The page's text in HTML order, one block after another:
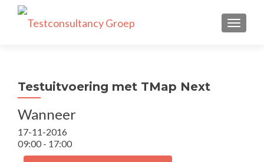
Testuitvoering met TMap Next
Wanneer
17-11-2016
09:00 - 17:00